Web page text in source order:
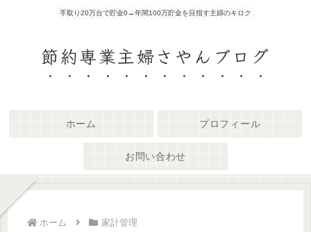
手取り20万台で貯金0→年間100万貯金を目指す主婦のキロク
節約専業主婦さやんブログ
ホーム プロフィール
お問い合わせ
ホーム 家計管理